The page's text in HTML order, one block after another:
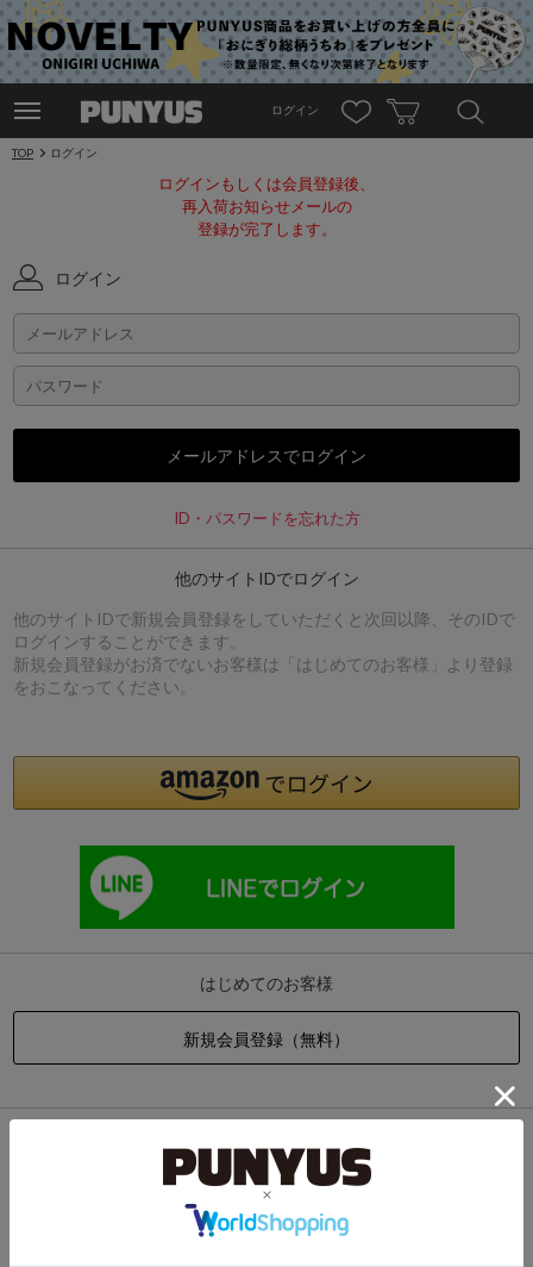
ログイン
TOP ログイン
ログインもしくは会員登録後、
再入荷お知らせメールの
登録が完了します。
ログイン
ID・パスワードを忘れた方
他のサイトIDでログイン
他のサイトIDで新規会員登録をしていただくと次回以降、そのIDで
ログインすることができます。
新規会員登録がお済でないお客様は「はじめてのお客様」より登録
をおこなってください。
はじめてのお客様
他のサイトIDで新規会員登録をしていただくと次回以降、そのIDで
ログインすることができます。